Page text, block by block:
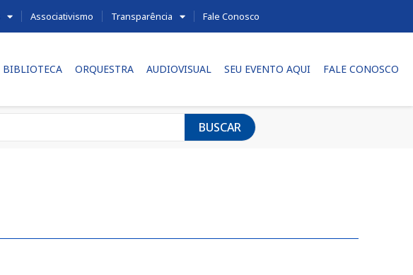
Associativismo Transparência Fale Conosco
BIBLIOTECA ORQUESTRA AUDIOVISUAL SEU EVENTO AQUI FALE CONOSCO
BUSCAR